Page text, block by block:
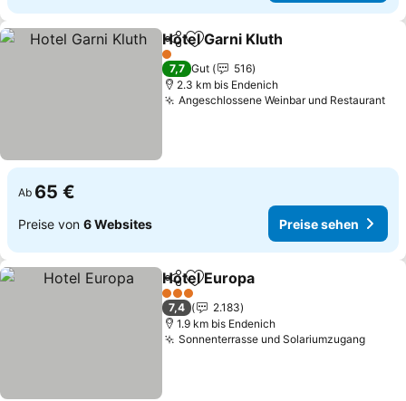
TeilenZu Favoriten hinzufügen
Hotel Garni Kluth
1 Sterne
7,7 Gut
516
2.3 km bis Endenich
Angeschlossene Weinbar und Restaurant
Ab 65 €
Preise von 6 Websites Preise sehen
TeilenZu Favoriten hinzufügen
Hotel Europa
3 Sterne
7,4
2.183
1.9 km bis Endenich
Sonnenterrasse und Solariumzugang